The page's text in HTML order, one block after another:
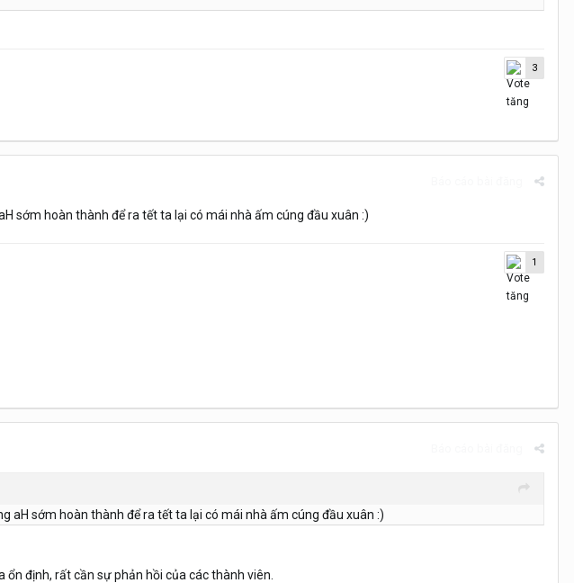
3
sớm hoàn thành để ra tết ta lại có mái nhà ấm cúng đầu xuân :)
1
aH sớm hoàn thành để ra tết ta lại có mái nhà ấm cúng đầu xuân :)
định, rất cần sự phản hồi của các thành viên.